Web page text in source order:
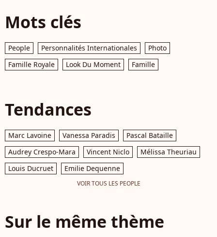
Mots clés
People Personnalités Internationales
Photo
Famille Royale
Look Du Moment Famille
Tendances
Marc Lavoine Vanessa Paradis
Pascal Bataille
Audrey Crespo-Mara
Vincent Niclo
Mélissa Theuriau
Louis Ducruet
Emilie Dequenne
VOIR TOUS LES PEOPLE
Sur le même thème